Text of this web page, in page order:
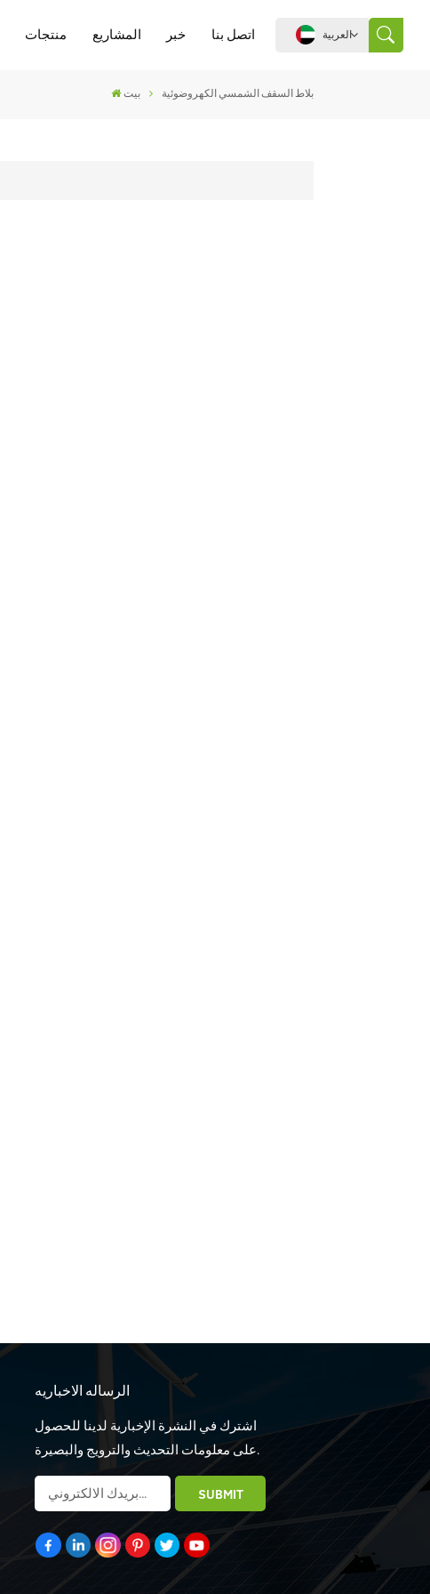
منتجات المشاريع خبر اتصل بنا العربية
بيت بلاط السقف الشمسي الكهروضوئية
الرساله الاخباريه
اشترك في النشرة الإخبارية لدينا للحصول
على معلومات التحديث والترويج والبصيرة.